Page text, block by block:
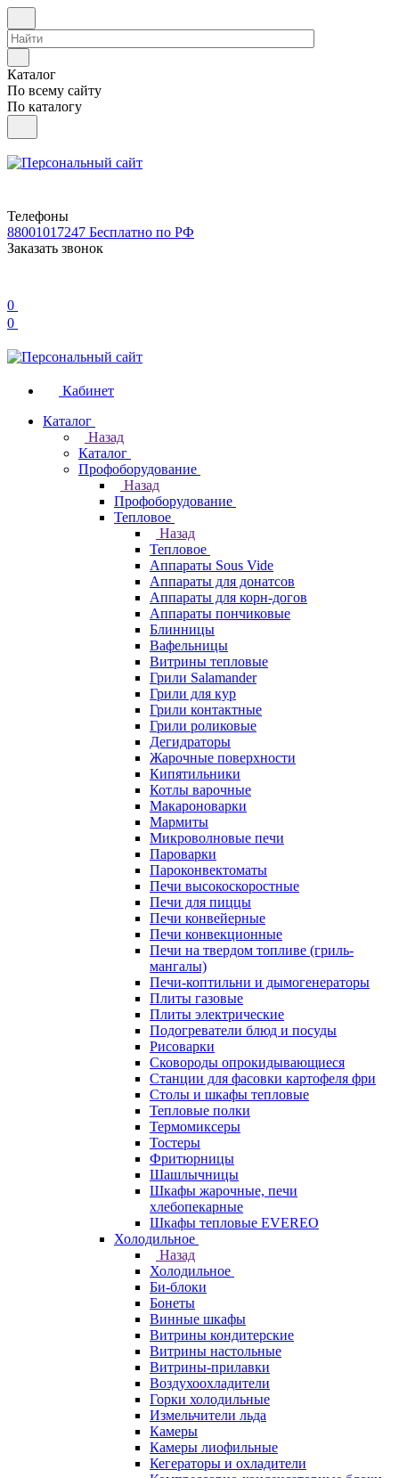
Каталог
По всему сайту
По каталогу
Телефоны
88001017247 Бесплатно по РФ
Заказать звонок
0
0
Кабинет
Каталог
Назад
Каталог
Профоборудование
Назад
Профоборудование
Тепловое
Назад
Тепловое
Аппараты Sous Vide
Аппараты для донатсов
Аппараты для корн-догов
Аппараты пончиковые
Блинницы
Вафельницы
Витрины тепловые
Грили Salamander
Грили для кур
Грили контактные
Грили роликовые
Дегидраторы
Жарочные поверхности
Кипятильники
Котлы варочные
Макароноварки
Мармиты
Микроволновые печи
Пароварки
Пароконвектоматы
Печи высокоскоростные
Печи для пиццы
Печи конвейерные
Печи конвекционные
Печи на твердом топливе (гриль-
мангалы)
Печи-коптильни и дымогенераторы
Плиты газовые
Плиты электрические
Подогреватели блюд и посуды
Рисоварки
Сковороды опрокидывающиеся
Станции для фасовки картофеля фри
Столы и шкафы тепловые
Тепловые полки
Термомиксеры
Тостеры
Фритюрницы
Шашлычницы
Шкафы жарочные, печи
хлебопекарные
Шкафы тепловые EVEREO
Холодильное
Назад
Холодильное
Би-блоки
Бонеты
Винные шкафы
Витрины кондитерские
Витрины настольные
Витрины-прилавки
Воздухоохладители
Горки холодильные
Измельчители льда
Камеры
Камеры лиофильные
Кегераторы и охладители